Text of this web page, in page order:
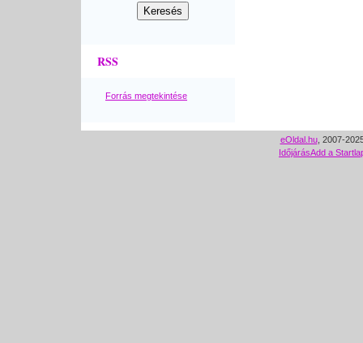
RSS
Forrás megtekintése
eOldal.hu, 2007-
IdőjárásAdd a